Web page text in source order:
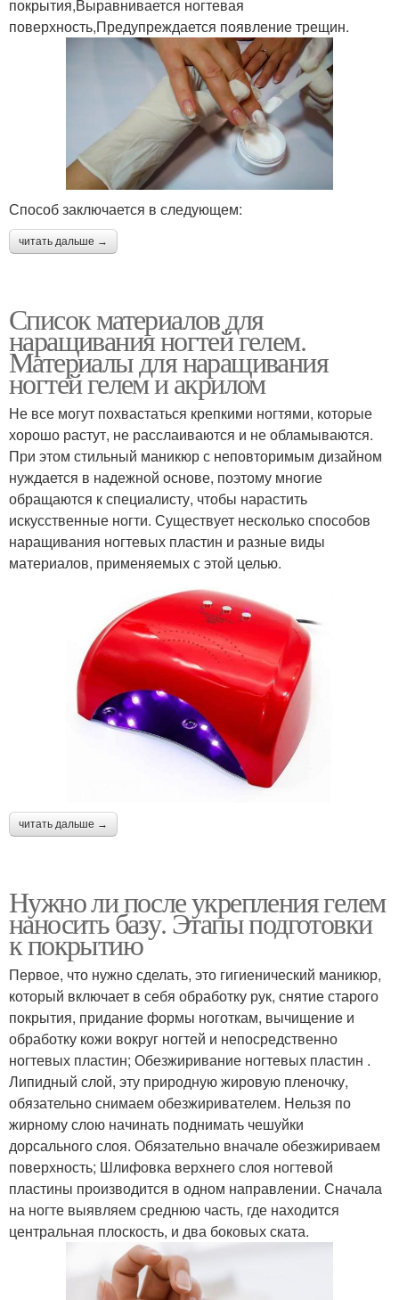
покрытия,Выравнивается ногтевая
поверхность,Предупреждается появление трещин.
Способ заключается в следующем:
читать дальше →
Список материалов для
наращивания ногтей гелем.
Материалы для наращивания
ногтей гелем и акрилом
Не все могут похвастаться крепкими ногтями, которые
хорошо растут, не расслаиваются и не обламываются.
При этом стильный маникюр с неповторимым дизайном
нуждается в надежной основе, поэтому многие
обращаются к специалисту, чтобы нарастить
искусственные ногти. Существует несколько способов
наращивания ногтевых пластин и разные виды
материалов, применяемых с этой целью.
читать дальше →
Нужно ли после укрепления гелем
наносить базу. Этапы подготовки
к покрытию
Первое, что нужно сделать, это гигиенический маникюр,
который включает в себя обработку рук, снятие старого
покрытия, придание формы ноготкам, вычищение и
обработку кожи вокруг ногтей и непосредственно
ногтевых пластин; Обезжиривание ногтевых пластин .
Липидный слой, эту природную жировую пленочку,
обязательно снимаем обезжиривателем. Нельзя по
жирному слою начинать поднимать чешуйки
дорсального слоя. Обязательно вначале обезжириваем
поверхность; Шлифовка верхнего слоя ногтевой
пластины производится в одном направлении. Сначала
на ногте выявляем среднюю часть, где находится
центральная плоскость, и два боковых ската.